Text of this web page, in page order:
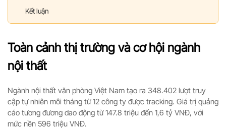
Kết luận
Toàn cảnh thị trường và cơ hội ngành
nội thất
Ngành nội thất văn phòng Việt Nam tạo ra 348.402 lượt truy
cập tự nhiên mỗi tháng từ 12 công ty được tracking. Giá trị quảng
cáo tương đương dao động từ 147.8 triệu đến 1,6 tỷ VNĐ, với
mức nền 596 triệu VNĐ.